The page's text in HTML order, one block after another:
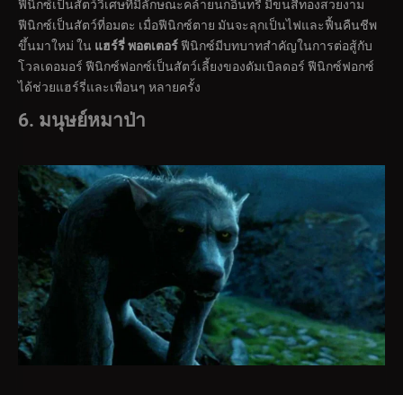
ฟีนิกซ์เป็นสัตว์วิเศษที่มีลักษณะคล้ายนกอินทรี มีขนสีทองสวยงาม
ฟีนิกซ์เป็นสัตว์ที่อมตะ เมื่อฟีนิกซ์ตาย มันจะลุกเป็นไฟและฟื้นคืนชีพ
ขึ้นมาใหม่ ใน แฮร์รี่ พอตเตอร์ฟีนิกซ์มีบทบาทสำคัญในการต่อสู้กับ
โวลเดอมอร์ ฟีนิกซ์ฟอกซ์เป็นสัตว์เลี้ยงของดัมเบิลดอร์ ฟีนิกซ์ฟอกซ์
ได้ช่วยแฮร์รี่และเพื่อนๆ หลายครั้ง
6. มนุษย์หมาป่า